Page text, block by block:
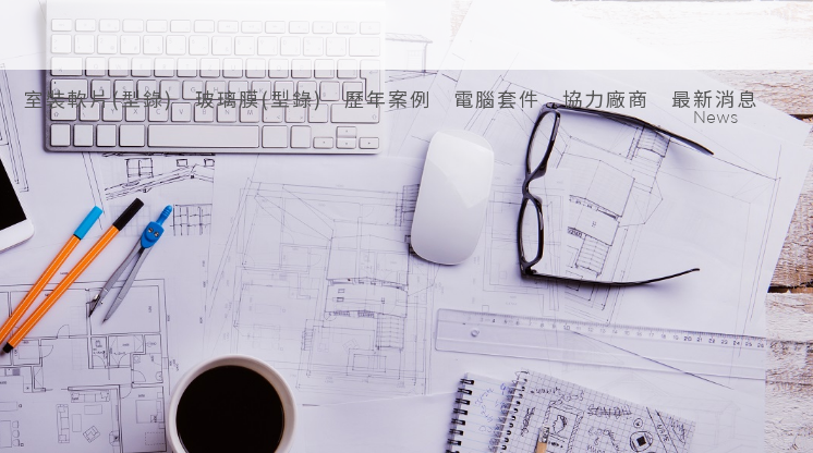
室裝軟片(型錄) 玻璃膜(型錄) 歷年案例 電腦套件 協力廠商 最新消息
News